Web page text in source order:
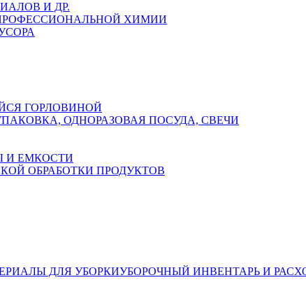
И ДР.
ХИМИИ
ГОРЛОВИНОЙ
ОДНОРАЗОВАЯ ПОСУДА, СВЕЧИ
И ЕМКОСТИ
ОБРАБОТКИ ПРОДУКТОВ
ДЛЯ УБОРКИУБОРОЧНЫЙ ИНВЕНТАРЬ И